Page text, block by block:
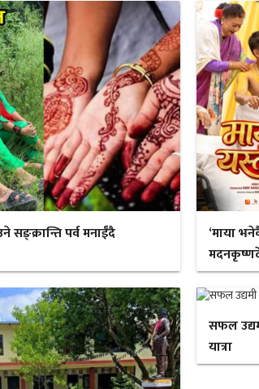
पर्व मनाईँदै
‘माया
सफल
यात्रा